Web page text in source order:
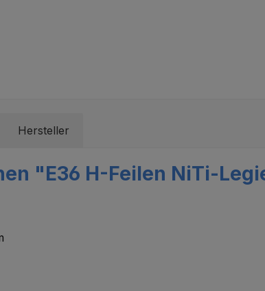
Hersteller
"E36 H-Feilen NiTi-